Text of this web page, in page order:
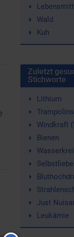
Wald
Kuh
Zuletzt
Stichworte
Lithium
Windkraft
Bienen
Just
Leukämie